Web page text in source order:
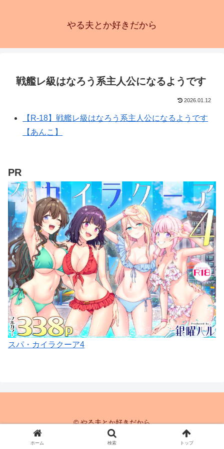
やる夫とか好きだから
戦艦レ級はなろう系主人公になるようです
2026.01.12
【R-18】戦艦レ級はなろう系主人公になるようです
【あんこ】
PR
スパ・カイラクーア4
© やる夫とか好きだから
ホーム 検索 トップ